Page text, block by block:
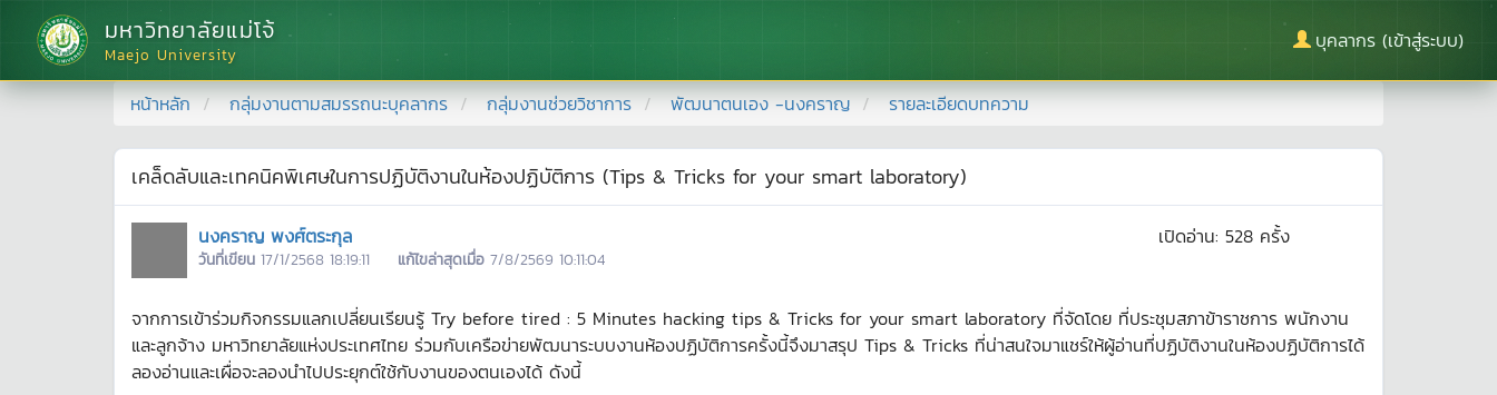
มหาวิทยาลัยแม่โจ้
Maejo University
บุคลากร (เข้าสู่ระบบ)
หน้าหลัก กลุ่มงานตามสมรรถนะบุคลากร กลุ่มงานช่วยวิชาการ พัฒนาตนเอง -นงคราญ รายละเอียดบทความ
เคล็ดลับและเทคนิคพิเศษในการปฏิบัติงานในห้องปฏิบัติการ (Tips & Tricks for your smart laboratory)
นงคราญ พงศ์ตระกุล
วันที่เขียน 17/1/2568 18:19:11 แก้ไขล่าสุดเมื่อ 7/8/2569 10:11:04
เปิดอ่าน: 528 ครั้ง
จากการเข้าร่วมกิจกรรมแลกเปลี่ยนเรียนรู้ Try before tired : 5 Minutes hacking tips & Tricks for your smart laboratory ที่จัดโดย ที่ประชุมสภาข้าราชการ พนักงาน
และลูกจ้าง มหาวิทยาลัยแห่งประเทศไทย ร่วมกับเครือข่ายพัฒนาระบบงานห้องปฏิบัติการครั้งนี้จึงมาสรุป Tips & Tricks ที่น่าสนใจมาแชร์ให้ผู้อ่านที่ปฏิบัติงานในห้องปฏิบัติการได้
ลองอ่านและเผื่อจะลองนำไปประยุกต์ใช้กับงานของตนเองได้ ดังนี้